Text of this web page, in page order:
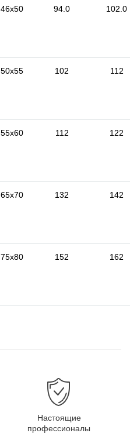
46x50 94.0 102.0
50x55 102 112
55x60 112 122
65x70 132 142
75x80 152 162
Настоящие
профессионалы